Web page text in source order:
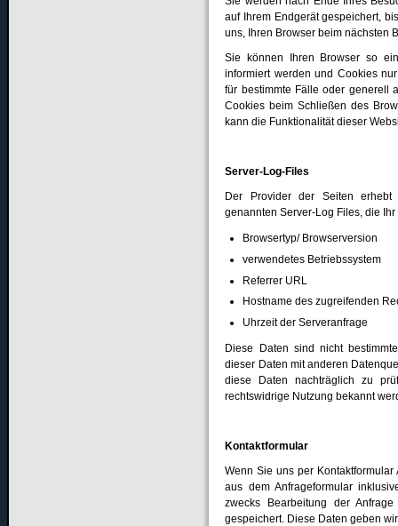
auf Ihrem Endgerät gespeichert,
uns, Ihren Browser beim nächsten
Sie können Ihren Browser so
informiert werden und Cookies
für bestimmte Fälle oder generell
Cookies beim Schließen des
kann die Funktionalität dieser
Server-Log-Files
Der Provider der Seiten erhebt
genannten Server-Log Files, die
Browsertyp/ Browserversion
verwendetes Betriebssystem
Referrer URL
Hostname des zugreifenden
Uhrzeit der Serveranfrage
Diese Daten sind nicht
dieser Daten mit anderen
diese Daten nachträglich zu
rechtswidrige Nutzung bekannt
Kontaktformular
Wenn Sie uns per
aus dem Anfrageformular
zwecks Bearbeitung der
gespeichert. Diese Daten geben